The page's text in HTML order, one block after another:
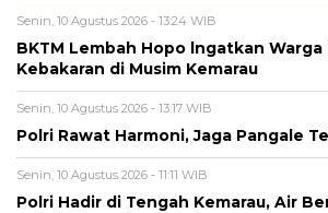
Senin, 10 Agustus 2026 - 13:24 WIB
BKTM Lembah Hopo lngatkan Warga
Kebakaran di Musim Kemarau
Senin, 10 Agustus 2026 - 13:17 WIB
Polri Rawat Harmoni, Jaga Pangale
Senin, 10 Agustus 2026 - 11:11 WIB
Polri Hadir di Tengah Kemarau, Air